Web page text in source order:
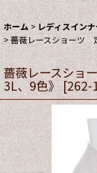
ホーム > レディスイン
>薔薇レースショーツ
薔薇レースショ
3L、9色》 [262-